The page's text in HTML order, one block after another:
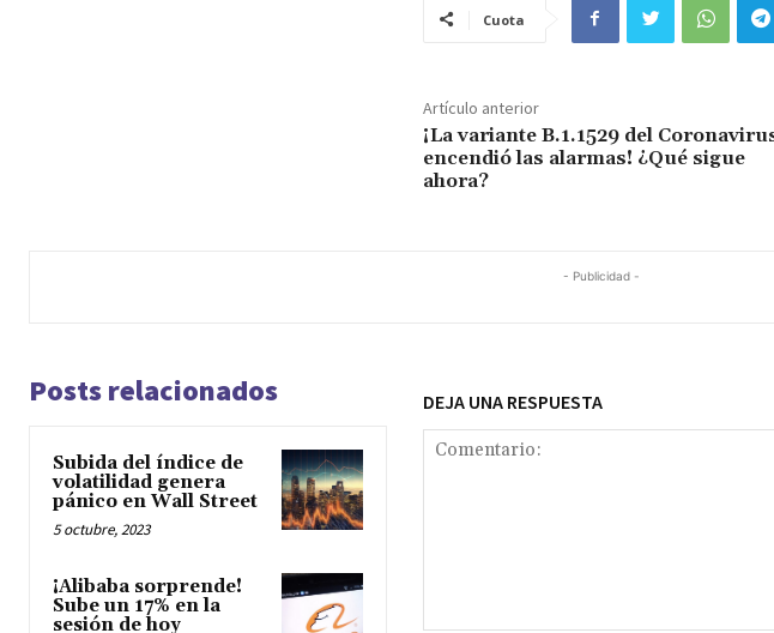
Cuota
Artículo anterior
¡La variante B.1.1529 del
encendió las alarmas! ¿Qué sigue
ahora?
- Publicidad -
Posts relacionados
Subida del índice de
volatilidad genera
pánico en Wall Street
5 octubre, 2023
¡Alibaba sorprende!
Sube un 17% en la
sesión de hoy
DEJA UNA RESPUESTA